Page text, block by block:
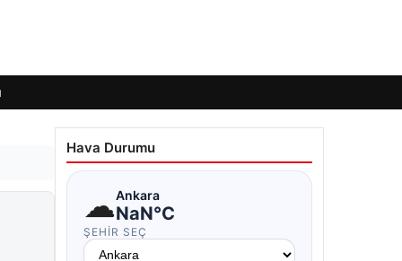
Hava Durumu
☁Ankara
NaN°C
ŞEHIR SEÇ